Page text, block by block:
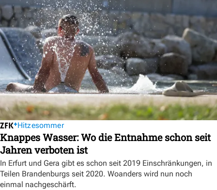
Hitzesommer
Knappes Wasser: Wo die Entnahme schon seit
Jahren verboten ist
In Erfurt und Gera gibt es schon seit 2019 Einschränkungen, in
Teilen Brandenburgs seit 2020. Woanders wird nun noch
einmal nachgeschärft.